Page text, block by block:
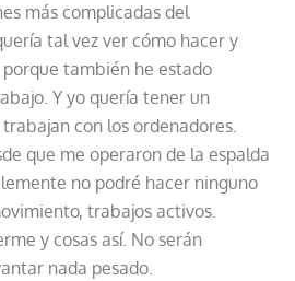
más complicadas del
tal vez ver cómo hacer y
también he estado
Y yo quería tener un
con los ordenadores.
que me operaron de la espalda
no podré hacer ninguno
trabajos activos.
y cosas así. No serán
nada pesado.